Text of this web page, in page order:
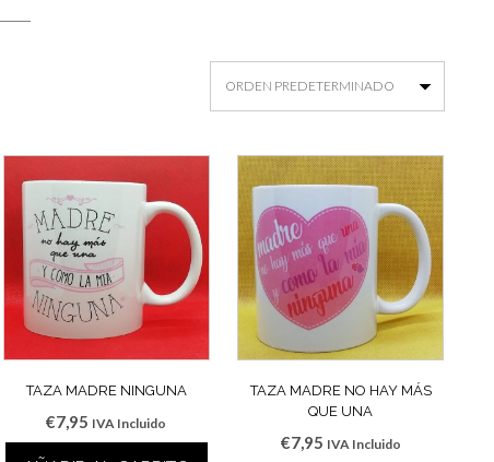
TAZA MADRE NINGUNA
€7,95 IVA Incluido
TAZA MADRE NO HAY MÁS
QUE UNA
€7,95 IVA Incluido